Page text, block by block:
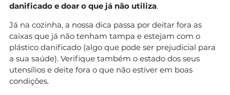
danificado e doar o que já não utiliza.
Já na cozinha, a nossa dica passa por deitar fora as
caixas que já não tenham tampa e estejam com o
plástico danificado (algo que pode ser prejudicial para
a sua saúde). Verifique também o estado dos seus
utensílios e deite fora o que não estiver em boas
condições.